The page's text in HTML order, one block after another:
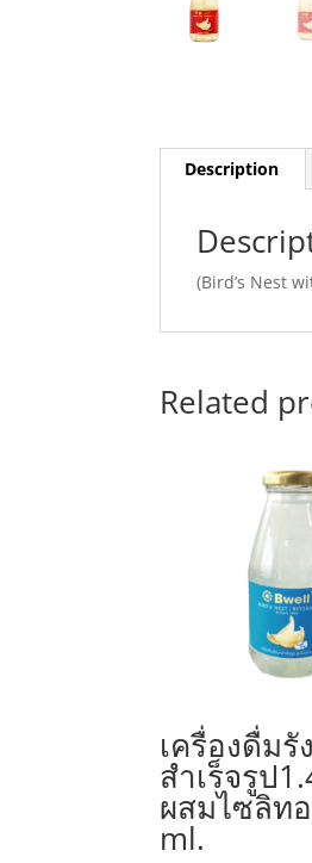
Description
(Bird’s Nest
Related
เครื่องดื่ม
สำเร็จรูป
ผสมไซลิท
ml.